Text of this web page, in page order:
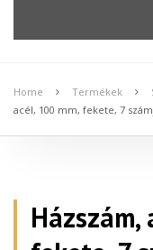
Home Termékek
acél, 100 mm, fekete, 7
Házszám,